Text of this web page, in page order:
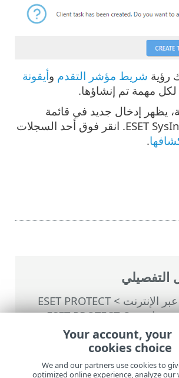
التفصيلي
>
ESET PROTECT
استخدام ‎ESET PROTECT On-
القائمة الرئيسية ESET PROTECT On-
>مهام العميل> طلب سجل
رؤية شريط مؤشر التقدم وأيقونة
لكل مهمة تم إنشاؤها.
يظهر إدخال جديد في قائمة
سجلات ESET SysInspector. انقر فوق أحد السجلات
.
Your account, your
cookies choice
We and our partners use cookies to
optimized online experience, analyze our